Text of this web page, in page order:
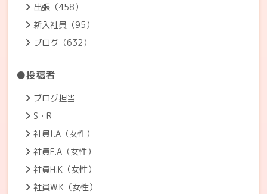
出張（458）
新入社員（95）
ブログ（632）
●投稿者
ブログ担当
S・R
社員I.A（女性）
社員F.A（女性）
社員H.K（女性）
社員W.K（女性）